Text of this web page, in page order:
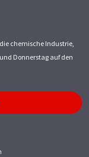
chemische Industrie,
Donnerstag auf den